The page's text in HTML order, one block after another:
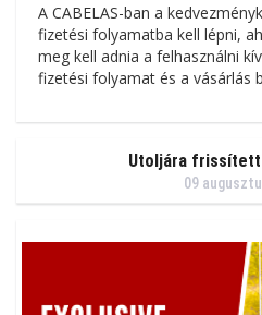
A CABELAS-ban a
fizetési folyamatba kell lépni,
meg kell adnia a felhasználni
fizetési folyamat és a vásárlás
Utoljára frissített
09